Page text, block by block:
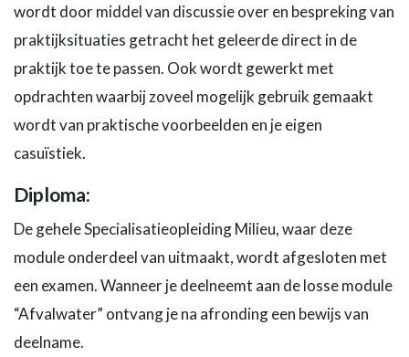
wordt door middel van discussie over en bespreking van
praktijksituaties getracht het geleerde direct in de
praktijk toe te passen. Ook wordt gewerkt met
opdrachten waarbij zoveel mogelijk gebruik gemaakt
wordt van praktische voorbeelden en je eigen
casuïstiek.
Diploma:
De gehele Specialisatieopleiding Milieu, waar deze
module onderdeel van uitmaakt, wordt afgesloten met
een examen. Wanneer je deelneemt aan de losse module
“Afvalwater” ontvang je na afronding een bewijs van
deelname.